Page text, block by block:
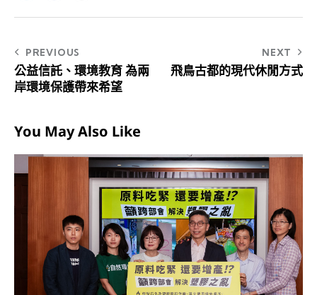
PREVIOUS
公益信託、環境教育 為兩
岸環境保護帶來希望
NEXT
飛鳥古都的現代休閒方式
You May Also Like